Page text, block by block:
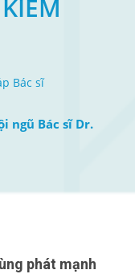
Bác sĩ
ngũ Bác sĩ Dr.